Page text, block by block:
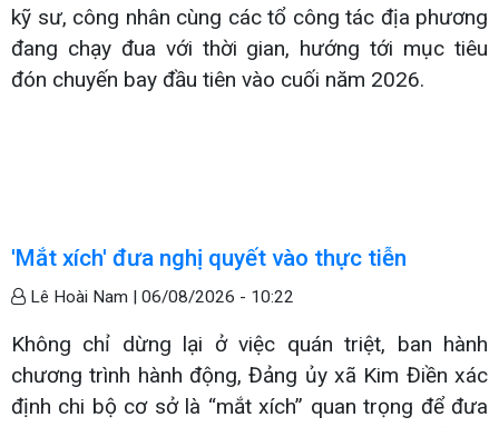
kỹ sư, công nhân cùng các tổ công tác địa phương
đang chạy đua với thời gian, hướng tới mục tiêu
đón chuyến bay đầu tiên vào cuối năm 2026.
'Mắt xích' đưa nghị quyết vào thực tiễn
Lê Hoài Nam | 06/08/2026 - 10:22
Không chỉ dừng lại ở việc quán triệt, ban hành
chương trình hành động, Đảng ủy xã Kim Điền xác
định chi bộ cơ sở là “mắt xích” quan trọng để đưa